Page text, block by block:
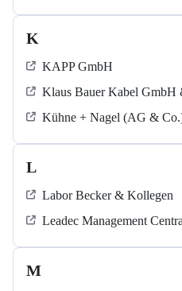
K
KAPP GmbH
Klaus Bauer Kabel GmbH
Kühne + Nagel (AG &
L
Labor Becker & Kollegen
Leadec Management
M